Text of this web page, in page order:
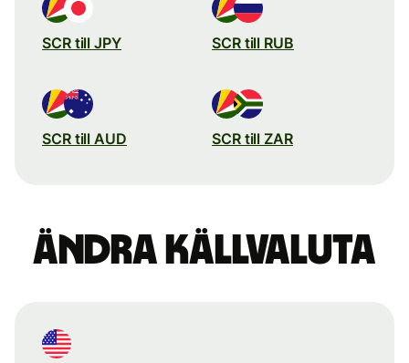
SCR till JPY SCR till RUB
SCR till AUD SCR till ZAR
Ändra källvaluta